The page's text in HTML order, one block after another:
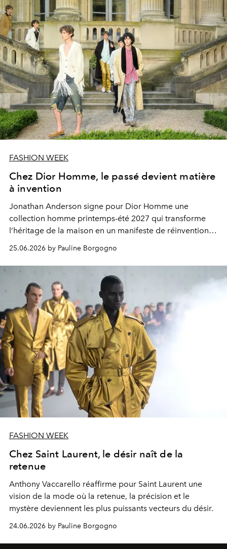
FASHION WEEK
Chez Dior Homme, le passé devient matière
à invention
Jonathan Anderson signe pour Dior Homme une
collection homme printemps-été 2027 qui transforme
l’héritage de la maison en un manifeste de réinvention
contemporaine.
25.06.2026 by Pauline Borgogno
FASHION WEEK
Chez Saint Laurent, le désir naît de la
retenue
Anthony Vaccarello réaffirme pour Saint Laurent une
vision de la mode où la retenue, la précision et le
mystère deviennent les plus puissants vecteurs du désir.
24.06.2026 by Pauline Borgogno